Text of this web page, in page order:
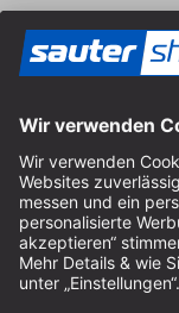
Impressum
AGB
Datenschutz
Cookie-Einstellungen